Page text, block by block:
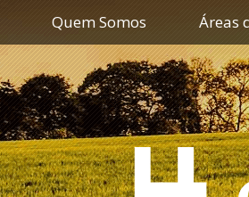
Quem Somos Áreas